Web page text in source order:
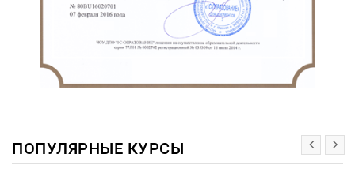
ПОПУЛЯРНЫЕ КУРСЫ